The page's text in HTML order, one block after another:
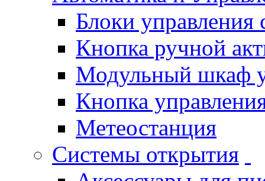
Блоки
Кнопка ручной
Модульный шкаф
Кнопка
Метеостанция
Системы открытия